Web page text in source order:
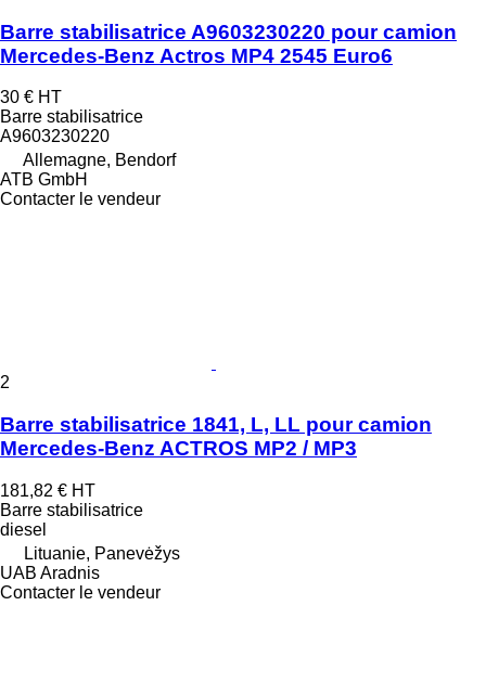
Barre stabilisatrice A9603230220 pour camion
Mercedes-Benz Actros MP4 2545 Euro6
30 € HT
Barre stabilisatrice
A9603230220
Allemagne, Bendorf
ATB GmbH
Contacter le vendeur
2
Barre stabilisatrice 1841, L, LL pour camion
Mercedes-Benz ACTROS MP2 / MP3
181,82 € HT
Barre stabilisatrice
diesel
Lituanie, Panevėžys
UAB Aradnis
Contacter le vendeur